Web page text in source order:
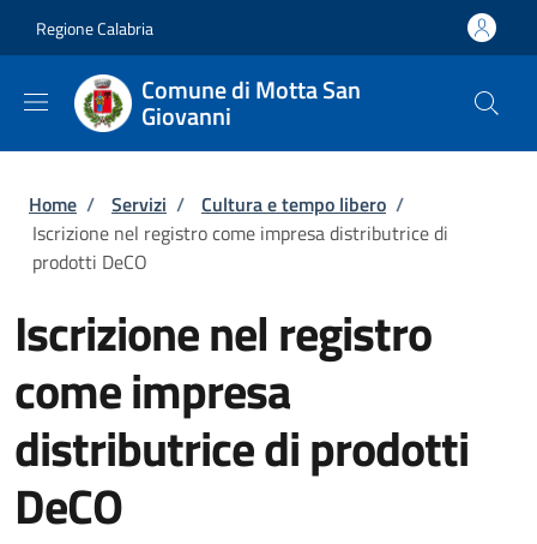
Regione Calabria
Comune di Motta San
Giovanni
Briciole di pane
Home / Servizi / Cultura e tempo libero /
Iscrizione nel registro come impresa distributrice di
prodotti DeCO
Iscrizione nel registro
come impresa
distributrice di prodotti
DeCO